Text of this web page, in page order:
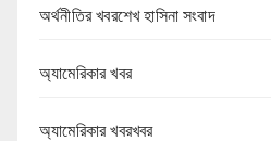
অর্থনীতির খবরশেখ হাসিনা সংবাদ
অ্যামেরিকার খবর
অ্যামেরিকার খবরখবর